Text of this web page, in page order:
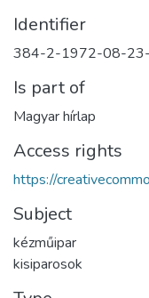
Identifier
384-2-1972-08-23-
Is part of
Magyar hírlap
Access rights
https://
Subject
kézműipar
kisiparosok